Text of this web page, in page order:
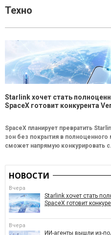
Техно
Starlink хочет стать
SpaceX готовит конкурента
SpaceX планирует превратить
зон без покрытия в
сможет напрямую конкурировать
НОВОСТИ
Вчера
Starlink хочет стать
SpaceX готовит
Вчера
ИИ-агенты вышли из-